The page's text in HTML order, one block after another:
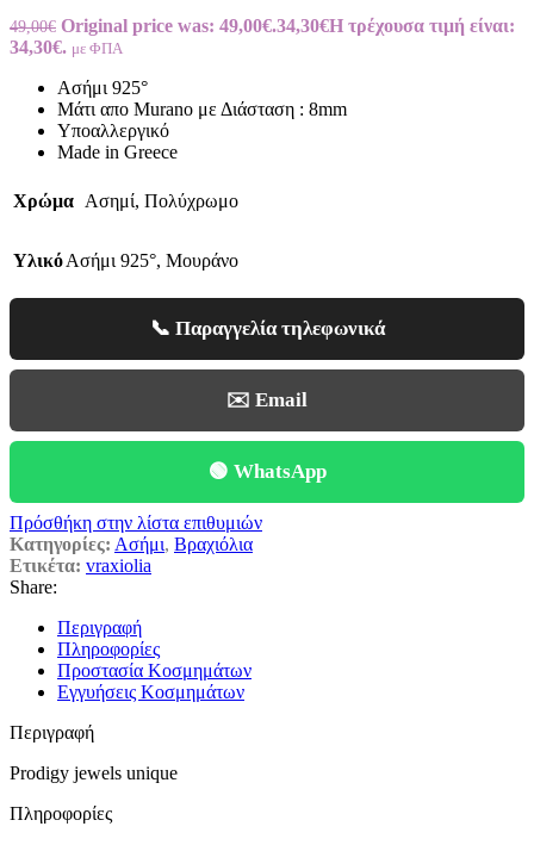
49,00€ Original price was: 49,00€.34,30€Η τρέχουσα τιμή είναι:
34,30€. με ΦΠΑ
Ασήμι 925°
Μάτι απο Murano με Διάσταση : 8mm
Υποαλλεργικό
Made in Greece
Χρώμα Ασημί, Πολύχρωμο
ΥλικόΑσήμι 925°, Μουράνο
📞 Παραγγελία τηλεφωνικά
✉️ Email
🟢 WhatsApp
Πρόσθήκη στην λίστα επιθυμιών
Κατηγορίες: Ασήμι, Βραχιόλια
Ετικέτα: vraxiolia
Share:
Περιγραφή
Πληροφορίες
Προστασία Κοσμημάτων
Εγγυήσεις Κοσμημάτων
Περιγραφή
Prodigy jewels unique
Πληροφορίες